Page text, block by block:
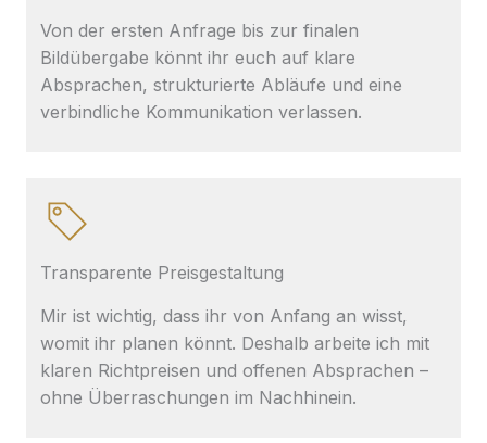
Von der ersten Anfrage bis zur finalen
Bildübergabe könnt ihr euch auf klare
Absprachen, strukturierte Abläufe und eine
verbindliche Kommunikation verlassen.
Transparente Preisgestaltung
Mir ist wichtig, dass ihr von Anfang an wisst,
womit ihr planen könnt. Deshalb arbeite ich mit
klaren Richtpreisen und offenen Absprachen –
ohne Überraschungen im Nachhinein.